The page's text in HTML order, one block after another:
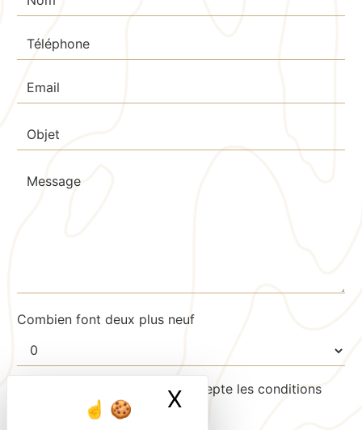
X Masquer le
Combien font deux plus neuf
En cochant cette case, j'accepte les conditions
particulières ci-dessous **